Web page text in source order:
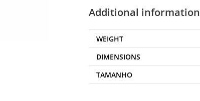
Additional information
WEIGHT
DIMENSIONS
TAMANHO